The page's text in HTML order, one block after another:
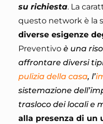
su richiesta. La
questo network è la
diverse esigenze
Preventivo è una
affrontare diversi
pulizia della casa, l’
sistemazione
trasloco dei locali e
alla presenza di un